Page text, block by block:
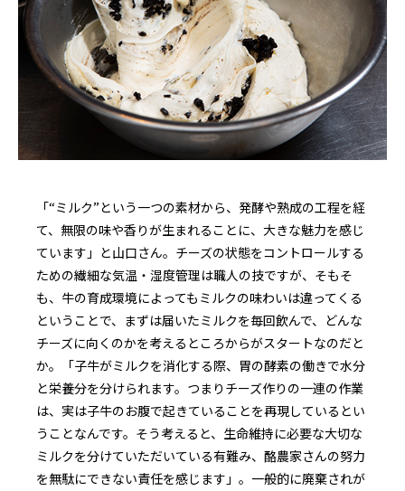
「“ミルク”という一つの素材から、発酵や熟成の工程を経
て、無限の味や香りが生まれることに、大きな魅力を感じ
ています」と山口さん。チーズの状態をコントロールする
ための繊細な気温・湿度管理は職人の技ですが、そもそ
も、牛の育成環境によってもミルクの味わいは違ってくる
ということで、まずは届いたミルクを毎回飲んで、どんな
チーズに向くのかを考えるところからがスタートなのだと
か。「子牛がミルクを消化する際、胃の酵素の働きで水分
と栄養分を分けられます。つまりチーズ作りの一連の作業
は、実は子牛のお腹で起きていることを再現しているとい
うことなんです。そう考えると、生命維持に必要な大切な
ミルクを分けていただいている有難み、酪農家さんの努力
を無駄にできない責任を感じます」。一般的に廃棄されが